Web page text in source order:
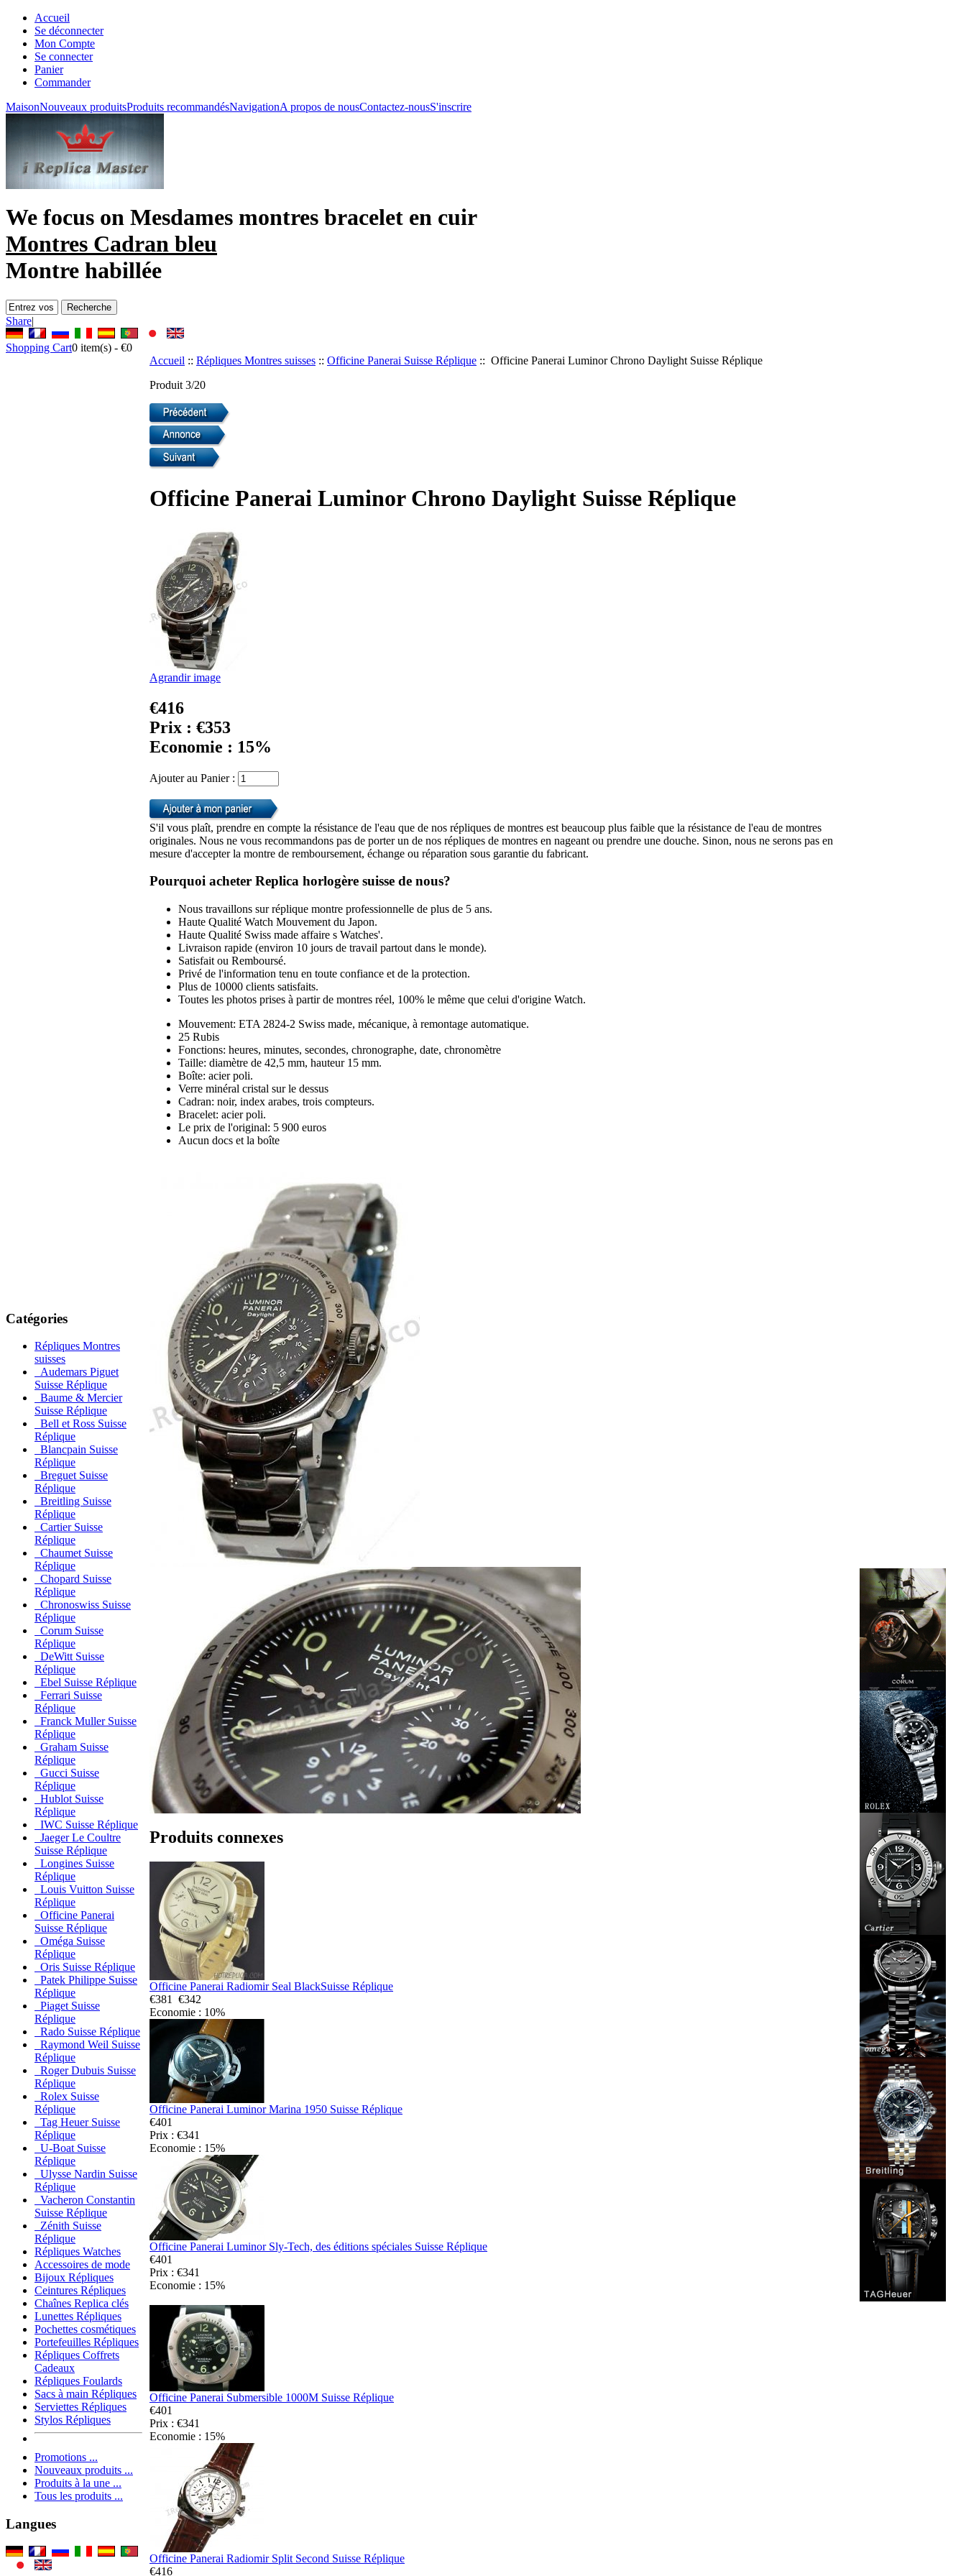
Accueil
Se déconnecter
Mon Compte
Se connecter
Panier
Commander
MaisonNouveaux produitsProduits recommandésNavigationA propos de nousContactez-nousS'inscrire
We focus on Mesdames montres bracelet en cuir
Montres Cadran bleu
Montre habillée
Share|
Shopping Cart0 item(s) - €0
Catégories
Répliques Montres
suisses
Audemars Piguet
Suisse Réplique
Baume & Mercier
Suisse Réplique
Bell et Ross Suisse
Réplique
Blancpain Suisse
Réplique
Breguet Suisse
Réplique
Breitling Suisse
Réplique
Cartier Suisse
Réplique
Chaumet Suisse
Réplique
Chopard Suisse
Réplique
Chronoswiss Suisse
Réplique
Corum Suisse
Réplique
DeWitt Suisse
Réplique
Ebel Suisse Réplique
Ferrari Suisse
Réplique
Franck Muller Suisse
Réplique
Graham Suisse
Réplique
Gucci Suisse
Réplique
Hublot Suisse
Réplique
IWC Suisse Réplique
Jaeger Le Coultre
Suisse Réplique
Longines Suisse
Réplique
Louis Vuitton Suisse
Réplique
Officine Panerai
Suisse Réplique
Oméga Suisse
Réplique
Oris Suisse Réplique
Patek Philippe Suisse
Réplique
Piaget Suisse
Réplique
Rado Suisse Réplique
Raymond Weil Suisse
Réplique
Roger Dubuis Suisse
Réplique
Rolex Suisse
Réplique
Tag Heuer Suisse
Réplique
U-Boat Suisse
Réplique
Ulysse Nardin Suisse
Réplique
Vacheron Constantin
Suisse Réplique
Zénith Suisse
Réplique
Répliques Watches
Accessoires de mode
Bijoux Répliques
Ceintures Répliques
Chaînes Replica clés
Lunettes Répliques
Pochettes cosmétiques
Portefeuilles Répliques
Répliques Coffrets
Cadeaux
Répliques Foulards
Sacs à main Répliques
Serviettes Répliques
Stylos Répliques
Promotions ...
Nouveaux produits ...
Produits à la une ...
Tous les produits ...
Langues
Accueil :: Répliques Montres suisses :: Officine Panerai Suisse Réplique :: Officine Panerai Luminor Chrono Daylight Suisse Réplique
Produit 3/20
Officine Panerai Luminor Chrono Daylight Suisse Réplique
Agrandir image
€416
Prix : €353
Economie : 15%
Ajouter au Panier :
S'il vous plaît, prendre en compte la résistance de l'eau que de nos répliques de montres est beaucoup plus faible que la résistance de l'eau de montres
originales. Nous ne vous recommandons pas de porter un de nos répliques de montres en nageant ou prendre une douche. Sinon, nous ne serons pas en
mesure d'accepter la montre de remboursement, échange ou réparation sous garantie du fabricant.
Pourquoi acheter Replica horlogère suisse de nous?
Nous travaillons sur réplique montre professionnelle de plus de 5 ans.
Haute Qualité Watch Mouvement du Japon.
Haute Qualité Swiss made affaire s Watches'.
Livraison rapide (environ 10 jours de travail partout dans le monde).
Satisfait ou Remboursé.
Privé de l'information tenu en toute confiance et de la protection.
Plus de 10000 clients satisfaits.
Toutes les photos prises à partir de montres réel, 100% le même que celui d'origine Watch.
Mouvement: ETA 2824-2 Swiss made, mécanique, à remontage automatique.
25 Rubis
Fonctions: heures, minutes, secondes, chronographe, date, chronomètre
Taille: diamètre de 42,5 mm, hauteur 15 mm.
Boîte: acier poli.
Verre minéral cristal sur le dessus
Cadran: noir, index arabes, trois compteurs.
Bracelet: acier poli.
Le prix de l'original: 5 900 euros
Aucun docs et la boîte
Produits connexes
Officine Panerai Radiomir Seal BlackSuisse Réplique
€381
€342
Economie : 10%
Officine Panerai Luminor Marina 1950 Suisse Réplique
€401
Prix : €341
Economie : 15%
Officine Panerai Luminor Sly-Tech, des éditions spéciales Suisse Réplique
€401
Prix : €341
Economie : 15%
Officine Panerai Submersible 1000M Suisse Réplique
€401
Prix : €341
Economie : 15%
Officine Panerai Radiomir Split Second Suisse Réplique
€416